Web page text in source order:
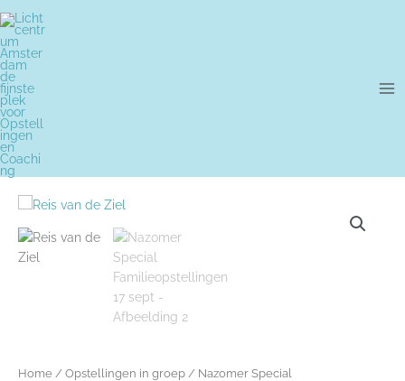
naar
de
inhoud
Home / Opstellingen in groep / Nazomer Special
Nazomer
Familieopstellingen
17